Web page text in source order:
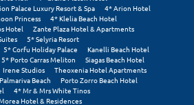
Palace Luxury Resort & Spa
4* Arion Hotel
Princess
4* Klelia Beach Hotel
Hotel
Zante Plaza Hotel & Apartments
5* Selyria Resort
5* Corfu Holiday Palace
Kanelli Beach Hotel
5* Porto Carras Meliton
Siagas Beach Hotel
Irene Studios
Theoxenia Hotel Apartments
Beach
Porto Zorro Beach Hotel
4* Mr & Mrs White Tinos
Hotel & Residences